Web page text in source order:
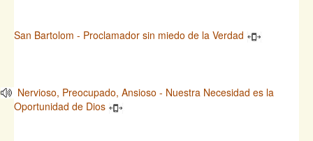
San Bartolom - Proclamador sin miedo de la Verdad
Nervioso, Preocupado, Ansioso - Nuestra Necesidad es la
Oportunidad de Dios